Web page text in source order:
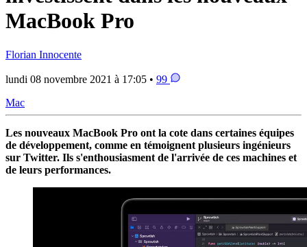
MacBook Pro
Florian Innocente
lundi 08 novembre 2021 à 17:05 • 99
Mac
Les nouveaux MacBook Pro ont la cote dans certaines équipes
de développement, comme en témoignent plusieurs ingénieurs
sur Twitter. Ils s'enthousiasment de l'arrivée de ces machines et
de leurs performances.